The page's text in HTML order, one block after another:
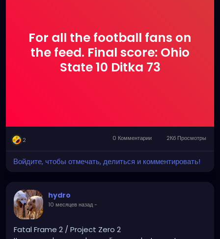
For all the football fans on
the feed. Final score: Ohio
State 10 Ditka 73
2 0 Комментарии 2Кб Просмотры
Войдите, чтобы отмечать, делиться и комментировать!
hydro
10 месяцев назад-
Fatal Frame 2 / Project Zero 2